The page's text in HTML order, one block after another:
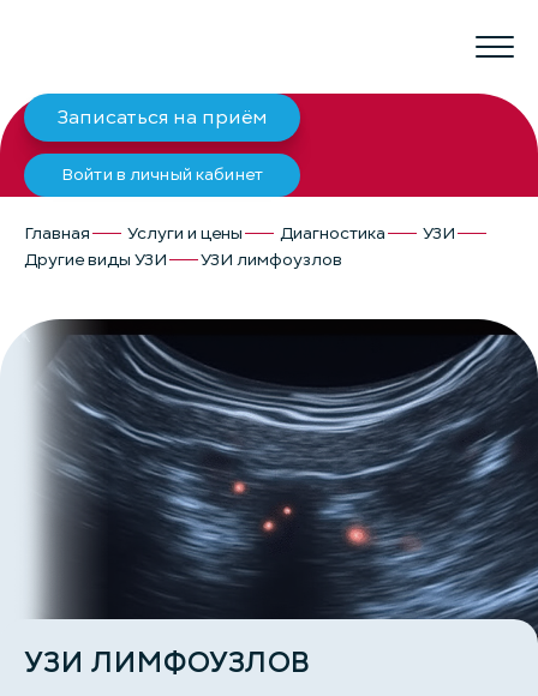
Записаться на приём
Войти в личный кабинет
Главная Услуги и цены Диагностика
УЗИ
Другие виды УЗИ
УЗИ лимфоузлов
УЗИ ЛИМФОУЗЛОВ